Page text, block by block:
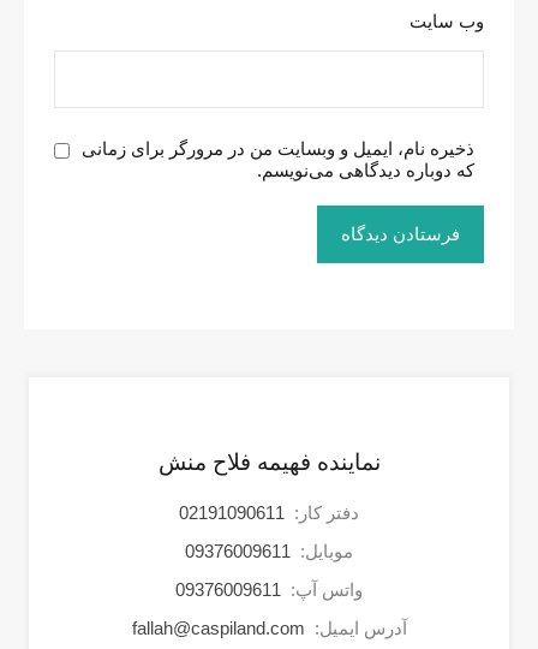
وب‌ سایت
ذخیره نام، ایمیل و وبسایت من در مرورگر برای زمانی
که دوباره دیدگاهی می‌نویسم.
نماینده فهیمه فلاح منش
دفتر کار: 02191090611
موبایل: 09376009611
واتس آپ: 09376009611
آدرس ایمیل: fallah@caspiland.com